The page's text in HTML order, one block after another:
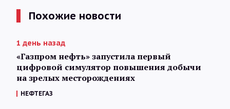
Похожие новости
1 день назад
«Газпром нефть» запустила первый
цифровой симулятор повышения добычи
на зрелых месторождениях
НЕФТЕГАЗ